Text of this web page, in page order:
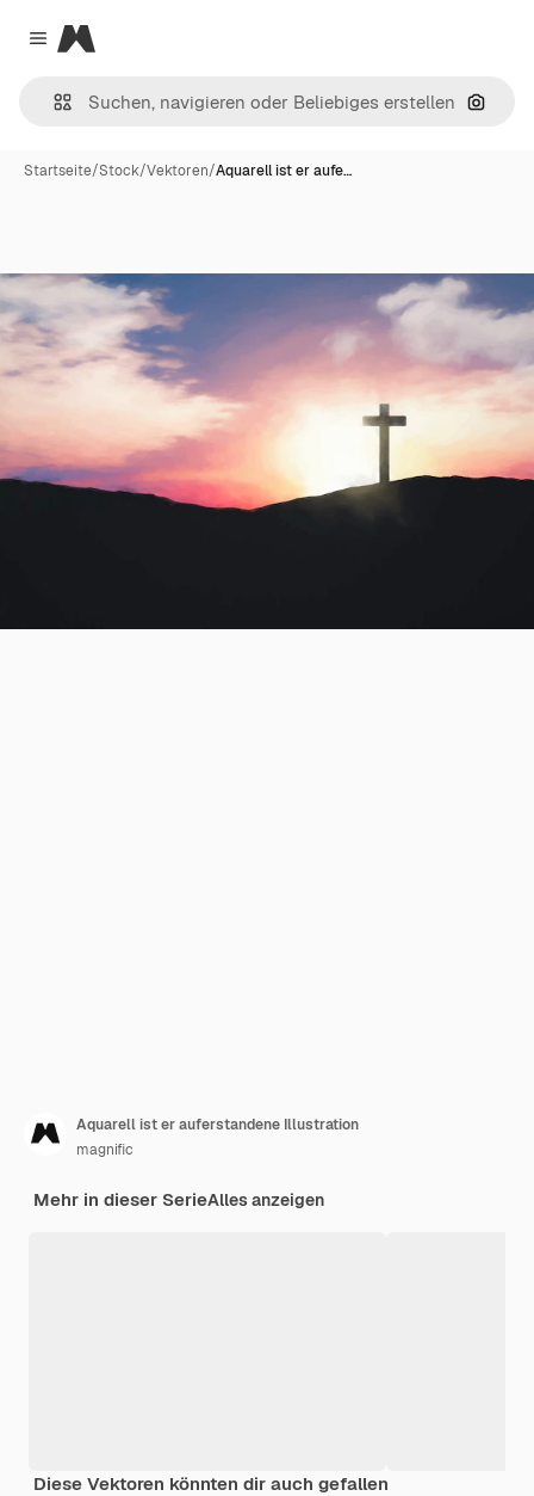
Close menu
Magnific
Nach
Startseite/Stock/Vektoren/Aquarell ist er aufe…
Aquarell ist er auferstandene Illustration
magnific
Mehr in dieser SerieAlles anzeigen
Diese Vektoren könnten dir auch gefallen